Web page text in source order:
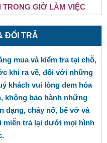
GIỜ LÀM VIỆC
ĐỔI TRẢ
mua và kiểm tra tại chỗ,
khi ra về, đối với những
khách vui lòng đem hóa
không bảo hành những
dạng, cháy nổ, bể vỡ và
miễn trả lại dưới mọi hình